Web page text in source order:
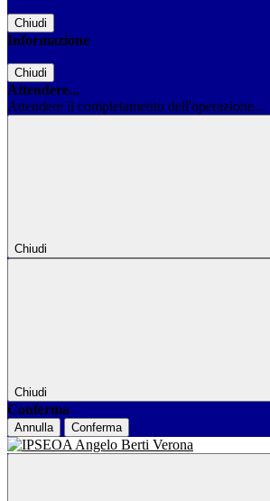
Chiudi
Informazione
Chiudi
Attendere...
Attendere il completamento dell'operazione...
Chiudi
Chiudi
Conferma
Annulla Conferma